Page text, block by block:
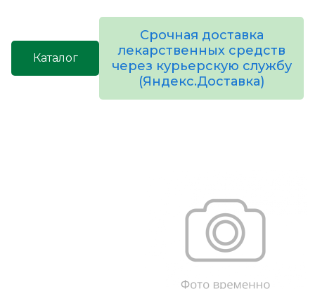
Каталог
Срочная доставка
лекарственных средств
через курьерскую службу
(Яндекс.Доставка)